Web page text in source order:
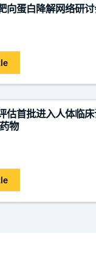
向蛋白降解网络研
估首批进入人体临
物